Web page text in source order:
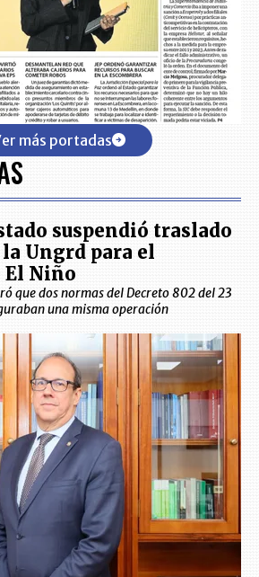
más portadas
suspendió traslado
la Ungrd para el
El Niño
que dos normas del Decreto 802 del 23
una misma operación